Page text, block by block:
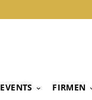
EVENTS FIRMEN